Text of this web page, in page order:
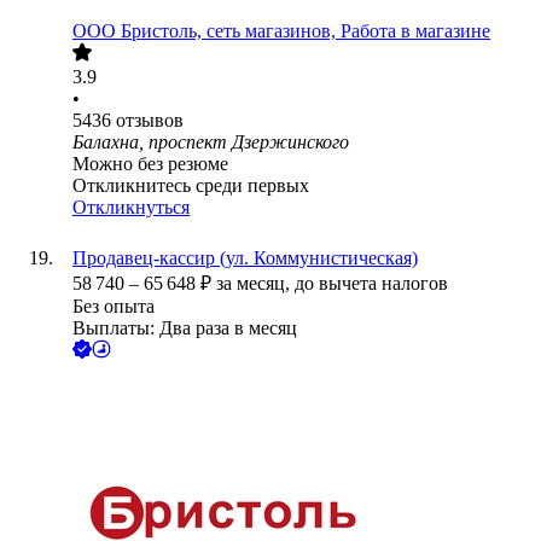
ООО Бристоль, сеть магазинов, Работа в магазине
3.9
•
5436 отзывов
Балахна, проспект Дзержинского
Можно без резюме
Откликнитесь среди первых
Откликнуться
Продавец-кассир (ул. Коммунистическая)
58 740 – 65 648 ₽ за месяц, до вычета налогов
Без опыта
Выплаты: Два раза в месяц